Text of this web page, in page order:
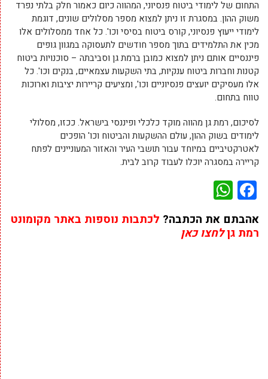
התחום של לימודי ביטוח פנסיוני, המהווה כיום כאמור חלק בלתי נפרד
משוק ההון. במסגרת זו ניתן למצוא מספר מסלולים שונים, דוגמת
לימודי ייעוץ פנסיוני, קורס ביטוח בסיסי וכו'. כל אחד ממסלולים אלו
מכין את התלמידים בתוך מספר חודשים לתעסוקה במגוון גופים
פיננסיים אותם ניתן למצוא כמובן ברמת גן וסביבתה – סוכנויות ביטוח
קטנות וחברות ביטוח ענקיות, בתי השקעות עצמאיים, בנקים וכו'. כל
אלו מעסיקים יועצים פנסיוניים וכו', ומציעים קריירות יציבות וארוכות
טווח בתחום.
לסיכום, רמת גן מהווה מוקד כלכלי ופיננסי בישראל. ככזו, מסלולי
לימודים בשוק ההון, עולם ההשקעות והביטוח וכו' הופכים
לאטרקטיביים במיוחד עבור תושבי העיר והאזור המעוניינים לפתח
קריירה במסגרה יוכלו לעבוד קרוב לבית.
Facebook
אהבתם את הכתבה? לכתבות נוספות באתר מקומונט
רמת גןלחצו כאן